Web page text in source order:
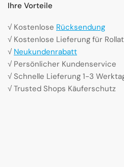
Ihre Vorteile
√ Kostenlose Rücksendung
√ Kostenlose Lieferung für
√ Neukundenrabatt
√ Persönlicher Kundenservice
√ Schnelle Lieferung 1-3
√ Trusted Shops Käuferschutz